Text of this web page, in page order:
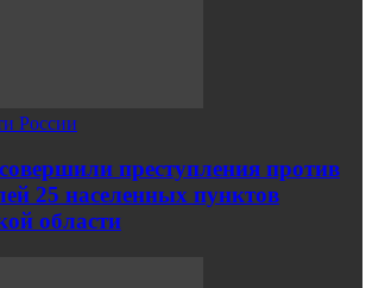
России
преступления против
25 населенных пунктов
области